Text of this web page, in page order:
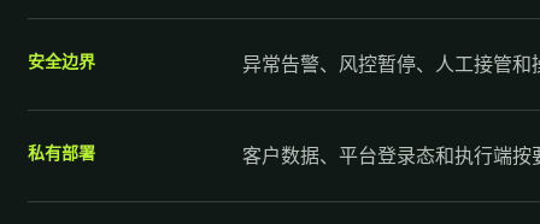
安全边界 异常告警、风控暂停、人工接管和
私有部署 客户数据、平台登录态和执行端按